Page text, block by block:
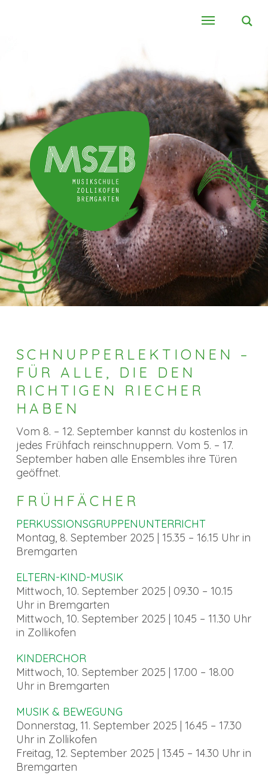
SCHNUPPERLEKTIONEN –
FÜR ALLE, DIE DEN
RICHTIGEN RIECHER
HABEN
Vom 8. – 12. September kannst du kostenlos in
jedes Frühfach reinschnuppern. Vom 5. – 17.
September haben alle Ensembles ihre Türen
geöffnet.
FRÜHFÄCHER
PERKUSSIONSGRUPPENUNTERRICHT
Montag, 8. September 2025 | 15.35 – 16.15 Uhr in
Bremgarten
ELTERN-KIND-MUSIK
Mittwoch, 10. September 2025 | 09.30 – 10.15
Uhr in Bremgarten
Mittwoch, 10. September 2025 | 10.45 – 11.30 Uhr
in Zollikofen
KINDERCHOR
Mittwoch, 10. September 2025 | 17.00 – 18.00
Uhr in Bremgarten
MUSIK & BEWEGUNG
Donnerstag, 11. September 2025 | 16.45 – 17.30
Uhr in Zollikofen
Freitag, 12. September 2025 | 13.45 – 14.30 Uhr in
Bremgarten